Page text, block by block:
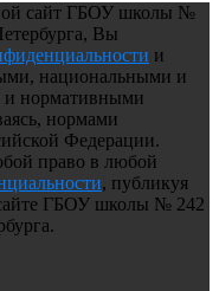
сайт ГБОУ школы №
Вы
и
национальными и
и нормативными
нормами
Федерации.
право в любой
, публикуя
ГБОУ школы № 242